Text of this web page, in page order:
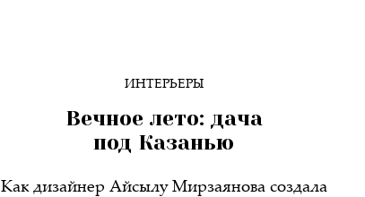
ИНТЕРЬЕРЫ
Вечное лето: дача
под Казанью
Как дизайнер Айсылу Мирзаянова создала